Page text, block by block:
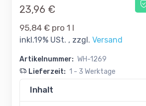
23,96 €
95,84 € pro 1 l
inkl.19% USt. , zzgl. Versand
Artikelnummer: WH-1269
Lieferzeit: 1 - 3 Werktage
Inhalt